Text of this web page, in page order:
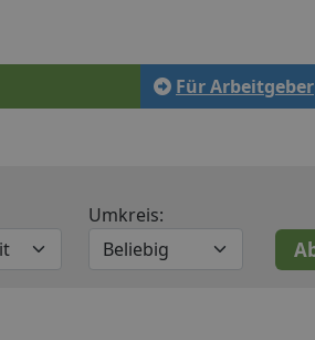
Für Arbeitgeber
Umkreis: